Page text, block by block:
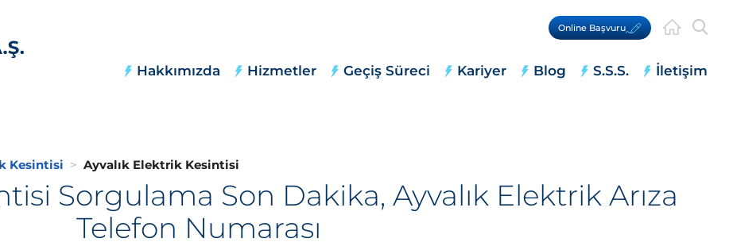
Online Başvuru
Hakkımızda Hizmetler Geçiş Süreci Kariyer Blog S.S.S. İletişim
Kesintisi Ayvalık Elektrik Kesintisi
Sorgulama Son Dakika, Ayvalık Elektrik Arıza
Telefon Numarası